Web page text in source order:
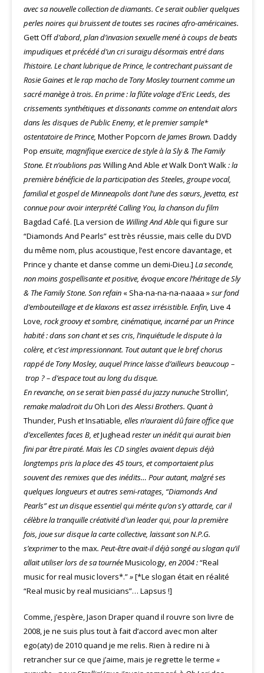
avec sa nouvelle collection de diamants. Ce serait oublier quelques
perles noires qui bruissent de toutes ses racines afro-américaines.
Gett Offd’abord, plan d’invasion sexuelle mené à coups de beats
impudiques et précédé d’un cri suraigu désormais entré dans
l’histoire. Le chant lubrique de Prince, le contrechant puissant de
Rosie Gaines et le rap macho de Tony Mosley tournent comme un
sacré manège à trois. En prime : la flûte volage d’Eric Leeds, des
crissements synthétiques et dissonants comme on entendait alors
dans les disques de Public Enemy, et le premier sample*
ostentatoire de Prince, Mother Popcorn de James Brown. Daddy
Pop ensuite, magnifique exercice de style à la Sly & The Family
Stone. Et n’oublions pasWilling And Able etWalk Don’t Walk : la
première bénéficie de la participation des Steeles, groupe vocal,
familial et gospel de Minneapolis dont l’une des sœurs, Jevetta, est
connue pour avoir interprété Calling You, la chanson du film
Bagdad Café. [La version de Willing And Ablequi figure sur
“Diamonds And Pearls” est très réussie, mais celle du DVD
du même nom, plus acoustique, l’est encore davantage, et
Prince y chante et danse comme un demi-Dieu.] La seconde,
non moins gospellisante et positive, évoque encore l’héritage de Sly
& The Family Stone. Son refain « Sha-na-na-na-naaaa »sur fond
d’embouteillage et de klaxons est assez irrésistible. Enfin, Live 4
Love , rock groovy et sombre, cinématique, incarné par un Prince
habité : dans son chant et ses cris, l’inquiétude le dispute à la
colère, et c’est impressionnant. Tout autant que le bref chorus
rappé de Tony Mosley, auquel Prince laisse d’ailleurs beaucoup –
trop ? – d’espace tout au long du disque.
En revanche, on se serait bien passé du jazzy nunuche Strollin’
remake maladroit duOh Lori des Alessi Brothers. Quant à
Thunder Push etInsatiable , elles n’auraient dû faire office que
d’excellentes faces B, etJughead rester un inédit qui aurait bien
fini par être piraté. Mais les CD singles avaient depuis déjà
longtemps pris la place des 45 tours, et comportaient plus
souvent des remixes que des inédits… Pour autant, malgré ses
quelques longueurs et autres semi-ratages, “Diamonds And
Pearls” est un disque essentiel qui mérite qu’on s’y attarde, car il
célèbre la tranquille créativité d’un leader qui, pour la première
fois, joue sur disque la carte collective, laissant son N.P.G.
s’exprimerto the max. Peut-être avait-il déjà songé au slogan qu’il
allait utiliser lors de sa tournéeMusicology , en 2004 :“Real
music for real music lovers*.”»[*Le slogan était en réalité
“Real music by real musicians”… Lapsus !]
Comme, j’espère, Jason Draper quand il rouvre son livre de
2008, je ne suis plus tout à fait d’accord avec mon alter
ego(aty) de 2010 quand je me relis. Rien à redire ni à
retrancher sur ce que j’aime, mais je regrette le terme «